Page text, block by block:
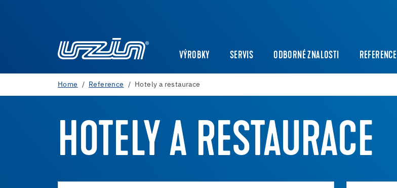
VÝROBKY SERVIS ODBORNÉ ZNALOSTI REFERENCE
Home Reference Hotely a restaurace
HOTELY A RESTAURACE